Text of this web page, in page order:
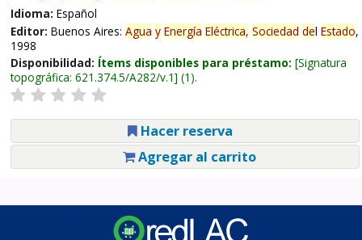
Idioma: Español
Editor: Buenos Aires: Agua y Energía Eléctrica, Sociedad del Estado,
1998
Disponibilidad: Ítems disponibles para préstamo: Signatura
topográfica: 621.374.5/A282/v.1 (1).
Hacer reserva
Agregar al carrito